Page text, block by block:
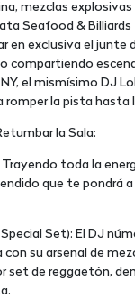
mezclas
Seafood & Billiards
en exclusiva el junte
compartiendo
el mismísimo DJ
la pista hasta
la Sala:
toda la
que te pondrá
Set): El DJ
su arsenal de
set de reggaetón,